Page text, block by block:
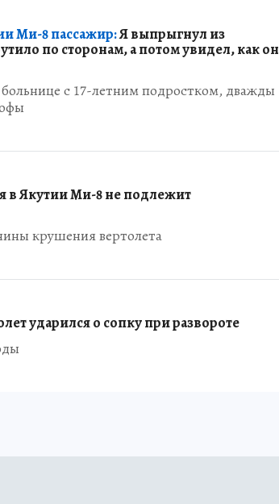
Ми-8 пассажир:Я выпрыгнул из
по сторонам, а потом увидел, как он
с 17-летним подростком, дважды
в Якутии Ми-8 не подлежит
крушения вертолета
ударился о сопку при развороте